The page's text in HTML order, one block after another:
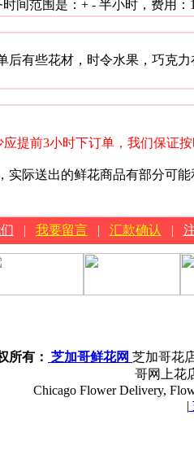
间范围是：+ - 半小时，费用：
后有些花材，时令水果，巧克
提前3小时下订单，我们保证
实际送出的鲜花商品有部分可
| 我要留言 | 汇款确认 |
所有： 芝加哥鲜花网 芝加哥花
哥网上花
Chicago Flower Delivery,
|